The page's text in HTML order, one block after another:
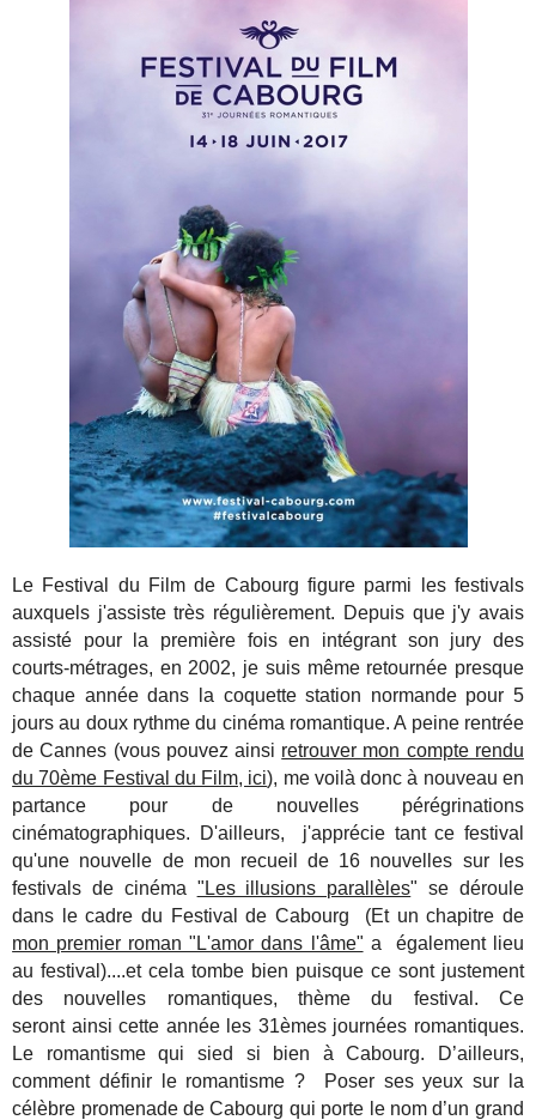
Le Festival du Film de Cabourg figure parmi les festivals
auxquels j'assiste très régulièrement. Depuis que j'y avais
assisté pour la première fois en intégrant son jury des
courts-métrages, en 2002, je suis même retournée presque
chaque année dans la coquette station normande pour 5
jours au doux rythme du cinéma romantique. A peine rentrée
de Cannes (vous pouvez ainsi retrouver mon compte rendu
du 70ème Festival du Film, ici), me voilà donc à nouveau en
partance pour de nouvelles pérégrinations
cinématographiques. D'ailleurs, j'apprécie tant ce festival
qu'une nouvelle de mon recueil de 16 nouvelles sur les
festivals de cinéma "Les illusions parallèles" se déroule
dans le cadre du Festival de Cabourg (Et un chapitre de
mon premier roman "L'amor dans l'âme" a également lieu
au festival)....et cela tombe bien puisque ce sont justement
des nouvelles romantiques, thème du festival. Ce
seront ainsi cette année les 31èmes journées romantiques.
Le romantisme qui sied si bien à Cabourg. D’ailleurs,
comment définir le romantisme ? Poser ses yeux sur la
célèbre promenade de Cabourg qui porte le nom d’un grand